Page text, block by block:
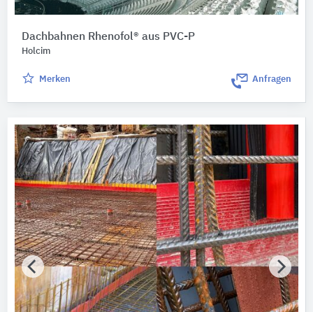
Dachbahnen Rhenofol® aus PVC-P
Holcim
Merken Anfragen